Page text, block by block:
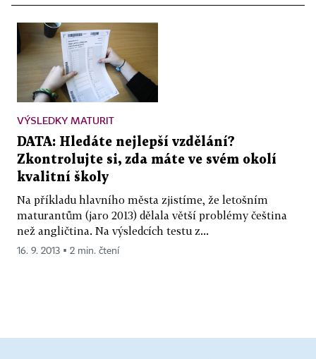
VÝSLEDKY MATURIT
DATA: Hledáte nejlepší vzdělání?
Zkontrolujte si, zda máte ve svém okolí
kvalitní školy
Na příkladu hlavního města zjistíme, že letošním
maturantům (jaro 2013) dělala větší problémy čeština
než angličtina. Na výsledcích testu z...
16. 9. 2013 ▪ 2 min. čtení